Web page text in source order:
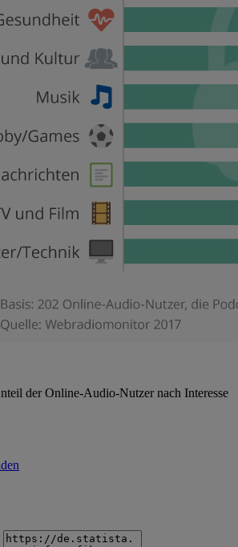
der Online-Audio-Nutzer nach Interesse